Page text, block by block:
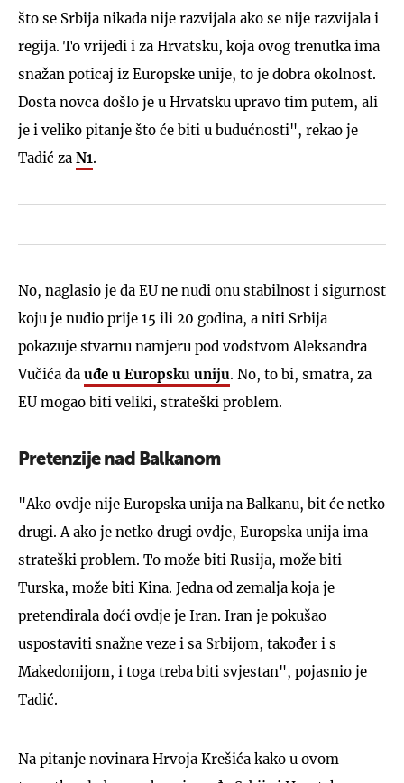
što se Srbija nikada nije razvijala ako se nije razvijala i
regija. To vrijedi i za Hrvatsku, koja ovog trenutka ima
snažan poticaj iz Europske unije, to je dobra okolnost.
Dosta novca došlo je u Hrvatsku upravo tim putem, ali
je i veliko pitanje što će biti u budućnosti", rekao je
Tadić za N1.
No, naglasio je da EU ne nudi onu stabilnost i sigurnost
koju je nudio prije 15 ili 20 godina, a niti Srbija
pokazuje stvarnu namjeru pod vodstvom Aleksandra
Vučića da uđe u Europsku uniju. No, to bi, smatra, za
EU mogao biti veliki, strateški problem.
Pretenzije nad Balkanom
"Ako ovdje nije Europska unija na Balkanu, bit će netko
drugi. A ako je netko drugi ovdje, Europska unija ima
strateški problem. To može biti Rusija, može biti
Turska, može biti Kina. Jedna od zemalja koja je
pretendirala doći ovdje je Iran. Iran je pokušao
uspostaviti snažne veze i sa Srbijom, također i s
Makedonijom, i toga treba biti svjestan", pojasnio je
Tadić.
Na pitanje novinara Hrvoja Krešića kako u ovom